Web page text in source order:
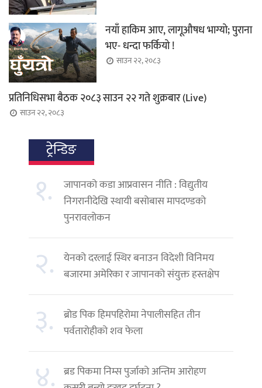
नयाँ हाकिम आए, लागूऔषध भाग्यो; पुराना
भए- धन्दा फर्कियो !
साउन २२, २०८३
प्रतिनिधिसभा बैठक २०८३ साउन २२ गते शुक्रबार (Live)
साउन २२, २०८३
ट्रेन्डिङ
१.
जापानको कडा आप्रवासन नीति : विद्युतीय
निगरानीदेखि स्थायी बसोबास मापदण्डको
पुनरावलोकन
२. येनको दरलाई स्थिर बनाउन विदेशी विनिमय
बजारमा अमेरिका र जापानको संयुक्त हस्तक्षेप
३.
ब्रोड पिक हिमपहिरोमा नेपालीसहित तीन
पर्वतारोहीको शव फेला
४. ब्रड पिकमा निम्स पुर्जाको अन्तिम आरोहण